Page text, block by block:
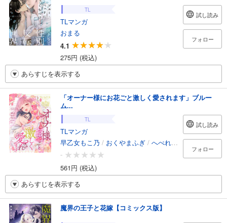
TL
TLマンガ
おまる
4.1
275円 (税込)
試し読み
フォロー
あらすじを表示する
「オーナー様にお花ごと激しく愛されます」ブルー
ム...
TL
TLマンガ
早乙女もこ乃 / おくやまふぎ / へべれけとんぼ /大槻/
-
561円 (税込)
試し読み
フォロー
あらすじを表示する
魔界の王子と花嫁【コミックス版】